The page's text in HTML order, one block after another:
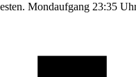
Mondaufgang 23:35